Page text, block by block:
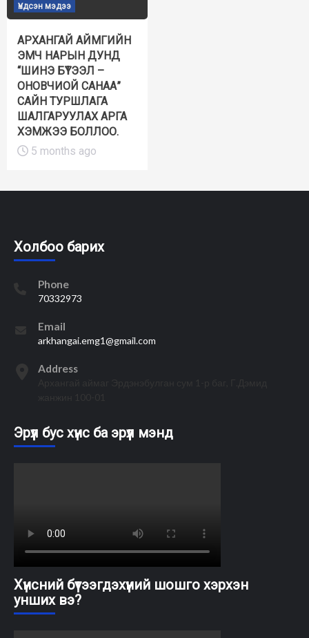
Үндсэн мэдээ
АРХАНГАЙ АЙМГИЙН
ЭМЧ НАРЫН ДУНД
“ШИНЭ БҮТЭЭЛ –
ОНОВЧИОЙ САНАА”
САЙН ТУРШЛАГА
ШАЛГАРУУЛАХ АРГА
ХЭМЖЭЭ БОЛЛОО.
5 months ago
Холбоо барих
Phone
70332973
Email
arkhangai.emg1@gmail.com
Address
Эрүүл бус хүнс ба эрүүл мэнд
Хүнсний бүтээгдэхүүний шошго хэрхэн
унших вэ?